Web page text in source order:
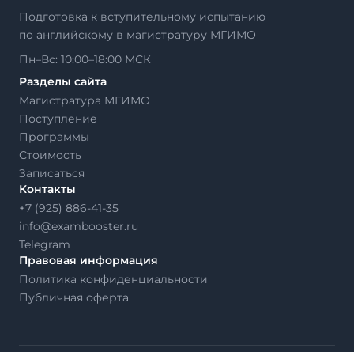
Подготовка к вступительному испытанию
по английскому в магистратуру МГИМО
Пн–Вс: 10:00–18:00 МСК
Разделы сайта
Магистратура МГИМО
Поступление
Программы
Стоимость
Записаться
Контакты
+7 (925) 886-41-35
info@exambooster.ru
Telegram
Правовая информация
Политика конфиденциальности
Публичная оферта